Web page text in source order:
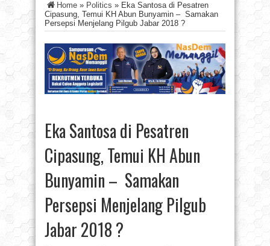
Home » Politics » Eka Santosa di Pesatren
Cipasung, Temui KH Abun Bunyamin – Samakan
Persepsi Menjelang Pilgub Jabar 2018 ?
Eka Santosa di Pesatren
Cipasung, Temui KH Abun
Bunyamin – Samakan
Persepsi Menjelang Pilgub
Jabar 2018 ?